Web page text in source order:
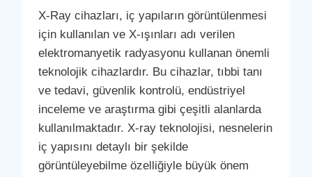
X-Ray cihazları, iç yapıların görüntülenmesi
için kullanılan ve X-ışınları adı verilen
elektromanyetik radyasyonu kullanan önemli
teknolojik cihazlardır. Bu cihazlar, tıbbi tanı
ve tedavi, güvenlik kontrolü, endüstriyel
inceleme ve araştırma gibi çeşitli alanlarda
kullanılmaktadır. X-ray teknolojisi, nesnelerin
iç yapısını detaylı bir şekilde
görüntüleyebilme özelliğiyle büyük önem